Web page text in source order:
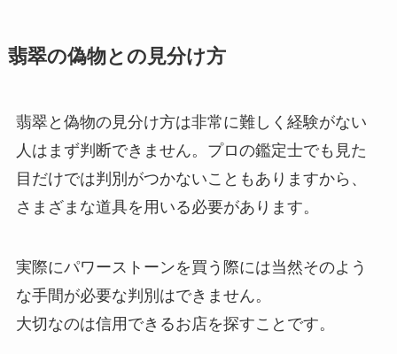
翡翠の偽物との見分け方
翡翠と偽物の見分け方は非常に難しく経験がない
人はまず判断できません。プロの鑑定士でも見た
目だけでは判別がつかないこともありますから、
さまざまな道具を用いる必要があります。
実際にパワーストーンを買う際には当然そのよう
な手間が必要な判別はできません。
大切なのは信用できるお店を探すことです。